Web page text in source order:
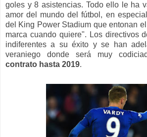
goles y 8 asistencias. Todo ello le ha
amor del mundo del fútbol, en
del King Power Stadium que entonan
marca cuando quiere". Los directivos
indiferentes a su éxito y se han
veraniego donde será muy
contrato hasta 2019.